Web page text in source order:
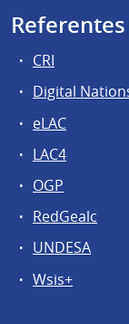
CRI
Digital
eLAC
LAC4
OGP
RedGealc
UNDESA
Wsis+